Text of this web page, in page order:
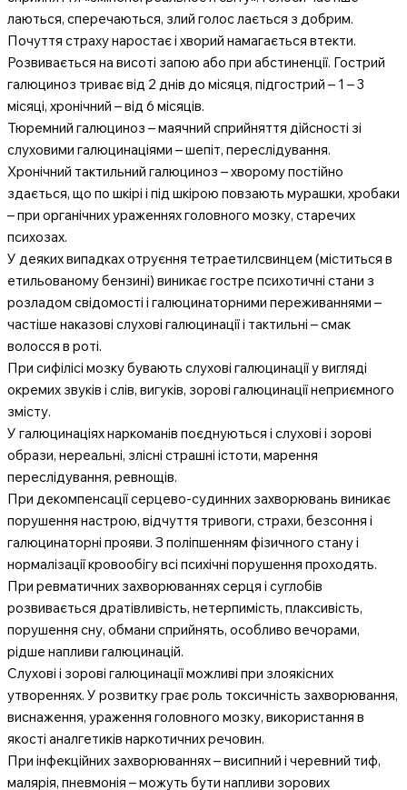
лаються, сперечаються, злий голос лається з добрим.
Почуття страху наростає і хворий намагається втекти.
Розвивається на висоті запою або при абстиненції. Гострий
галюциноз триває від 2 днів до місяця, підгострий – 1 – 3
місяці, хронічний – від 6 місяців.
Тюремний галюциноз – маячний сприйняття дійсності зі
слуховими галюцинаціями – шепіт, переслідування.
Хронічний тактильний галюциноз – хворому постійно
здається, що по шкірі і під шкірою повзають мурашки, хробаки
– при органічних ураженнях головного мозку, старечих
психозах.
У деяких випадках отруєння тетраетилсвинцем (міститься в
етильованому бензині) виникає гостре психотичні стани з
розладом свідомості і галюцинаторними переживаннями –
частіше наказові слухові галюцинації і тактильні – смак
волосся в роті.
При сифілісі мозку бувають слухові галюцинації у вигляді
окремих звуків і слів, вигуків, зорові галюцинації неприємного
змісту.
У галюцинаціях наркоманів поєднуються і слухові і зорові
образи, нереальні, злісні страшні істоти, марення
переслідування, ревнощів.
При декомпенсації серцево-судинних захворювань виникає
порушення настрою, відчуття тривоги, страхи, безсоння і
галюцинаторні прояви. З поліпшенням фізичного стану і
нормалізації кровообігу всі психічні порушення проходять.
При ревматичних захворюваннях серця і суглобів
розвивається дратівливість, нетерпимість, плаксивість,
порушення сну, обмани сприйнять, особливо вечорами,
рідше напливи галюцинацій.
Слухові і зорові галюцинації можливі при злоякісних
утвореннях. У розвитку грає роль токсичність захворювання,
виснаження, ураження головного мозку, використання в
якості аналгетиків наркотичних речовин.
При інфекційних захворюваннях – висипний і черевний тиф,
малярія, пневмонія – можуть бути напливи зорових